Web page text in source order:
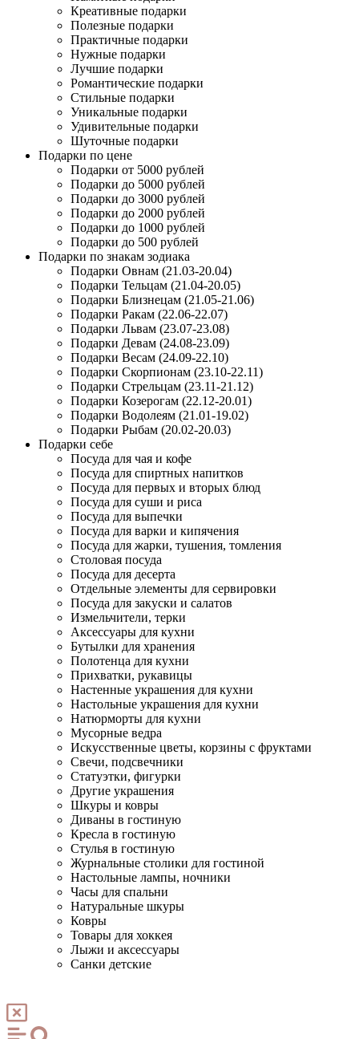
Креативные подарки
Полезные подарки
Практичные подарки
Нужные подарки
Лучшие подарки
Романтические подарки
Стильные подарки
Уникальные подарки
Удивительные подарки
Шуточные подарки
Подарки по цене
Подарки от 5000 рублей
Подарки до 5000 рублей
Подарки до 3000 рублей
Подарки до 2000 рублей
Подарки до 1000 рублей
Подарки до 500 рублей
Подарки по знакам зодиака
Подарки Овнам (21.03-20.04)
Подарки Тельцам (21.04-20.05)
Подарки Близнецам (21.05-21.06)
Подарки Ракам (22.06-22.07)
Подарки Львам (23.07-23.08)
Подарки Девам (24.08-23.09)
Подарки Весам (24.09-22.10)
Подарки Скорпионам (23.10-22.11)
Подарки Стрельцам (23.11-21.12)
Подарки Козерогам (22.12-20.01)
Подарки Водолеям (21.01-19.02)
Подарки Рыбам (20.02-20.03)
Подарки себе
Посуда для чая и кофе
Посуда для спиртных напитков
Посуда для первых и вторых блюд
Посуда для суши и риса
Посуда для выпечки
Посуда для варки и кипячения
Посуда для жарки, тушения, томления
Столовая посуда
Посуда для десерта
Отдельные элементы для сервировки
Посуда для закуски и салатов
Измельчители, терки
Аксессуары для кухни
Бутылки для хранения
Полотенца для кухни
Прихватки, рукавицы
Настенные украшения для кухни
Настольные украшения для кухни
Натюрморты для кухни
Мусорные ведра
Искусственные цветы, корзины с фруктами
Свечи, подсвечники
Статуэтки, фигурки
Другие украшения
Шкуры и ковры
Диваны в гостиную
Кресла в гостиную
Стулья в гостиную
Журнальные столики для гостиной
Настольные лампы, ночники
Часы для спальни
Натуральные шкуры
Ковры
Товары для хоккея
Лыжи и аксессуары
Санки детские